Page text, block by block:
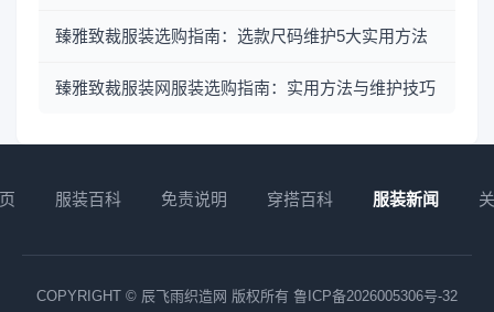
臻雅致裁服装选购指南：选款尺码维护5大实用方法
臻雅致裁服装网服装选购指南：实用方法与维护技巧
服装百科 免责说明 穿搭百科 服装新闻
COPYRIGHT © 辰飞雨织造网 版权所有 鲁ICP备2026005306号-32